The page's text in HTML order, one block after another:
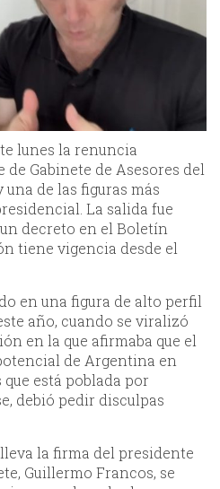
lunes la renuncia
de Gabinete de Asesores del
de las figuras más
La salida fue
decreto en el Boletín
tiene vigencia desde el
en una figura de alto perfil
año, cuando se viralizó
en la que afirmaba que el
de Argentina en
está poblada por
debió pedir disculpas
la firma del presidente
Guillermo Francos, se